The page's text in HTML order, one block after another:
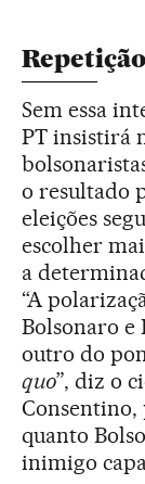
Sem essa
PT insistirá
o resultado
eleições
escolher
a
“A
Bolsonaro e
outro do
quo”, diz o
Consentino,
quanto
inimigo